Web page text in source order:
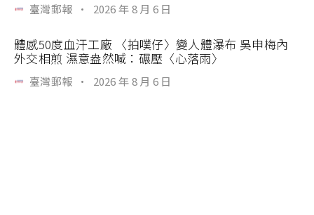
臺灣郵報 · 2026 年 8 月 6 日
體感50度血汗工廠 〈拍噗仔〉變人體瀑布 吳申梅內
外交相煎 濕意盎然喊：碾壓〈心落雨〉
臺灣郵報 · 2026 年 8 月 6 日